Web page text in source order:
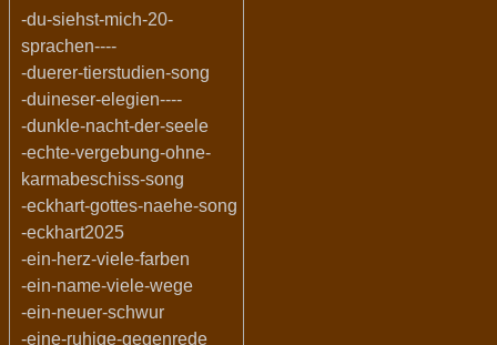
-du-siehst-mich-20-
sprachen----
-duerer-tierstudien-song
-duineser-elegien----
-dunkle-nacht-der-seele
-echte-vergebung-ohne-
karmabeschiss-song
-eckhart-gottes-naehe-song
-eckhart2025
-ein-herz-viele-farben
-ein-name-viele-wege
-ein-neuer-schwur
-eine-ruhige-gegenrede